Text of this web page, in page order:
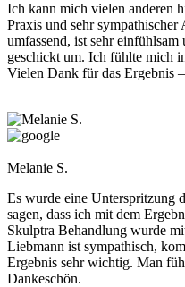
Ich kann mich vielen anderen
Praxis und sehr
umfassend, ist sehr einfühlsam
geschickt um. Ich fühlte mich
Vielen Dank für das Ergebnis
Melanie S.
Es wurde eine Unterspritzung
sagen, dass ich mit dem
Skulptra Behandlung wurde
Liebmann ist sympathisch,
Ergebnis sehr wichtig. Man
Dankeschön.